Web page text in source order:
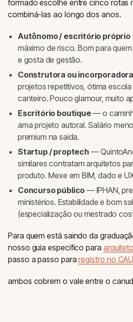
formado escolhe entre cinco rotas
combiná-las ao longo dos anos.
Autônomo / escritório próprio
máximo de risco. Bom para
e gosta de gestão.
Construtora ou incorporadora
projetos repetitivos, ótima
canteiro. Pouco glamour, muito
Escritório boutique— o
ama projeto autoral. Salário
premium na saída.
Startup / proptech —
similares contratam arquitetos
produto. Mexe em BIM, dado e
Concurso público — IPHAN,
ministérios. Estabilidade e bom
(especialização ou mestrado
Para quem está saindo da
nosso guia específico para
passo a passo pararegistro no CAU
ambos cobrem o vale entre o